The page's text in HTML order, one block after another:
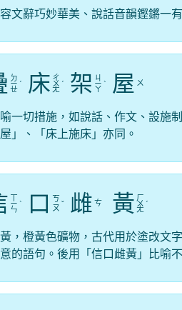
文辭巧妙華美、說話音韻鏗鏘一有
ㄉ
ㄧ
ㄝ
ˊ 床 ㄔ
ㄨ
ㄤ
ˊ 架 ㄐ
ㄧ
ㄚ
ˋ 屋 ㄨ
喻一切措施，如說話、作文、設施
」、「床上施床」亦同。
ㄒ
ㄧ
ㄣ
ˋ 口 ㄎ
ㄡ ˇ 雌 ㄘ 黃 ㄏ
ㄨ
ㄤ
ˊ
，橙黃色礦物，古代用於塗改文
的語句。後用「信口雌黃」比喻